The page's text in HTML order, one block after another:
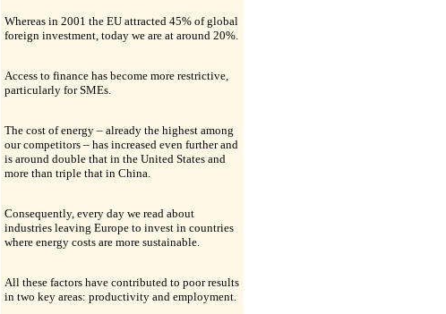
Whereas in 2001 the EU attracted 45% of global
foreign investment, today we are at around 20%.
Access to finance has become more restrictive,
particularly for SMEs.
The cost of energy – already the highest among
our competitors – has increased even further and
is around double that in the United States and
more than triple that in China.
Consequently, every day we read about
industries leaving Europe to invest in countries
where energy costs are more sustainable.
All these factors have contributed to poor results
in two key areas: productivity and employment.